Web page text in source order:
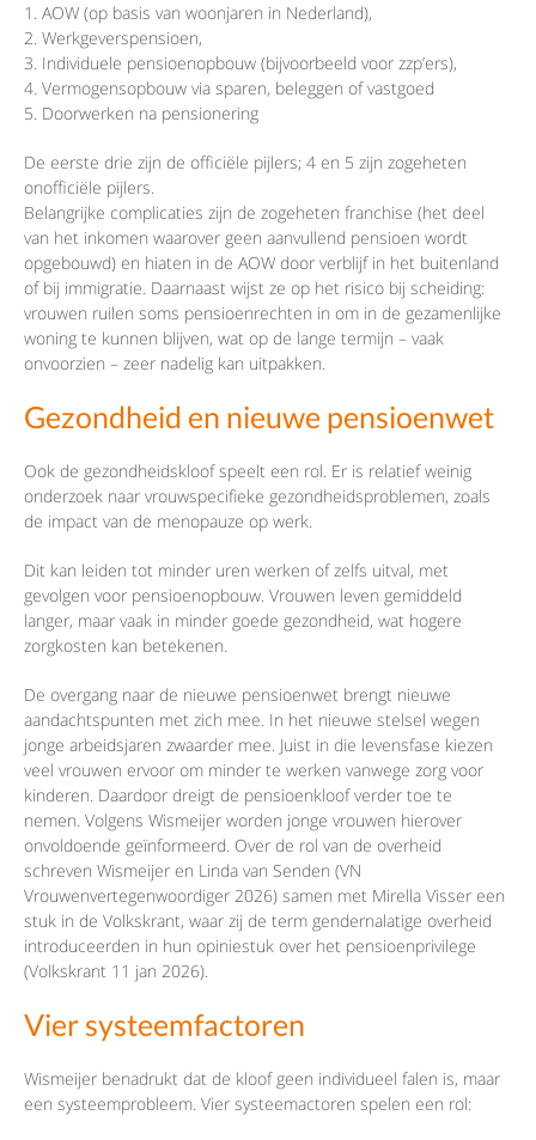
AOW (op basis van woonjaren in Nederland),
Werkgeverspensioen,
Individuele pensioenopbouw (bijvoorbeeld voor zzp’ers),
Vermogensopbouw via sparen, beleggen of vastgoed
Doorwerken na pensionering
De eerste drie zijn de officiële pijlers; 4 en 5 zijn zogeheten
onofficiële pijlers.
Belangrijke complicaties zijn de zogeheten franchise (het deel
van het inkomen waarover geen aanvullend pensioen wordt
opgebouwd) en hiaten in de AOW door verblijf in het buitenland
of bij immigratie. Daarnaast wijst ze op het risico bij scheiding:
vrouwen ruilen soms pensioenrechten in om in de gezamenlijke
woning te kunnen blijven, wat op de lange termijn – vaak
onvoorzien – zeer nadelig kan uitpakken.
Gezondheid en nieuwe pensioenwet
Ook de gezondheidskloof speelt een rol. Er is relatief weinig
onderzoek naar vrouwspecifieke gezondheidsproblemen, zoals
de impact van de menopauze op werk.
Dit kan leiden tot minder uren werken of zelfs uitval, met
gevolgen voor pensioenopbouw. Vrouwen leven gemiddeld
langer, maar vaak in minder goede gezondheid, wat hogere
zorgkosten kan betekenen.
De overgang naar de nieuwe pensioenwet brengt nieuwe
aandachtspunten met zich mee. In het nieuwe stelsel wegen
jonge arbeidsjaren zwaarder mee. Juist in die levensfase kiezen
veel vrouwen ervoor om minder te werken vanwege zorg voor
kinderen. Daardoor dreigt de pensioenkloof verder toe te
nemen. Volgens Wismeijer worden jonge vrouwen hierover
onvoldoende geïnformeerd. Over de rol van de overheid
schreven Wismeijer en Linda van Senden (VN
Vrouwenvertegenwoordiger 2026) samen met Mirella Visser een
stuk in de Volkskrant, waar zij de term gendernalatige overheid
introduceerden in hun opiniestuk over het pensioenprivilege
(Volkskrant 11 jan 2026).
Vier systeemfactoren
Wismeijer benadrukt dat de kloof geen individueel falen is, maar
een systeemprobleem. Vier systeemactoren spelen een rol: